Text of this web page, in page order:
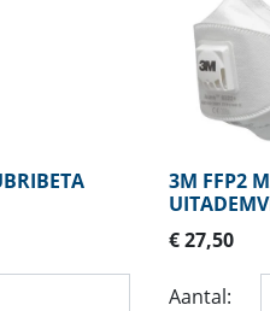
3M FFP2
€ 27,50
Aantal: